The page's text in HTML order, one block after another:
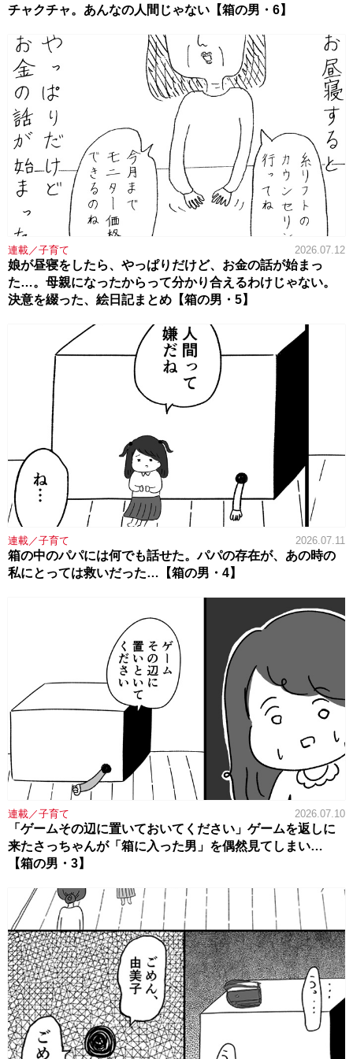
チャクチャ。あんなの人間じゃない【箱の男・6】
連載／子育て 2026.07.12
娘が昼寝をしたら、やっぱりだけど、お金の話が始まっ
た…。母親になったからって分かり合えるわけじゃない。
決意を綴った、絵日記まとめ【箱の男・5】
連載／子育て 2026.07.11
箱の中のパパには何でも話せた。パパの存在が、あの時の
私にとっては救いだった…【箱の男・4】
連載／子育て 2026.07.10
「ゲームその辺に置いておいてください」ゲームを返しに
来たさっちゃんが「箱に入った男」を偶然見てしまい…
【箱の男・3】